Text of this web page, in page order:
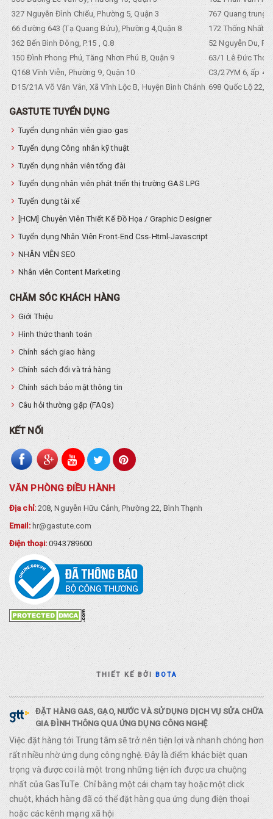
327 Nguyễn Đình Chiểu, Phường 5, Quận 3
767 Quang trung,
66 đường 643 (Tạ Quang Bửu), Phường 4,Quận 8
172 Thống Nhất.
362 Bến Bình Đông, P.15 , Q.8
52 Nguyễn Du,
150 Đình Phong Phú, Tăng Nhơn Phú B, Quận 9
63/1 Lê Đức Thọ,
Q168 Vĩnh Viễn, Phường 9, Quận 10
C3/27YM 6, ấp 4,
D15/21A Võ Văn Vân, Xã Vĩnh Lộc B, Huyện Bình Chánh 698 Quốc Lộ 22,
GASTUTE TUYỂN DỤNG
Tuyển dụng nhân viên giao gas
Tuyển dụng Công nhân kỹ thuật
Tuyển dụng nhân viên tổng đài
Tuyển dụng nhân viên phát triển thị trường GAS LPG
Tuyển dụng tài xế
[HCM] Chuyên Viên Thiết Kế Đồ Họa / Graphic Designer
Tuyển dụng Nhân Viên Front-End Css-Html-Javascript
NHÂN VIÊN SEO
Nhân viên Content Marketing
CHĂM SÓC KHÁCH HÀNG
Giới Thiệu
Hình thức thanh toán
Chính sách giao hàng
Chính sách đổi và trả hàng
Chính sách bảo mật thông tin
Câu hỏi thường gặp (FAQs)
KẾT NỐI
VĂN PHÒNG ĐIỀU HÀNH
Địa chỉ:208, Nguyễn Hữu Cảnh, Phường 22, Bình Thạnh
Email:hr@gastute.com
Điện thoại:0943789600
THIẾT KẾ BỞIBOTA
ĐẶT HÀNG GAS, GẠO, NƯỚC VÀ SỬ DỤNG DỊCH VỤ SỬA CHỮA
GIA ĐÌNH THÔNG QUA ỨNG DỤNG CÔNG NGHỆ
Việc đặt hàng tới Trung tâm sẽ trở nên tiện lợi và nhanh chóng hơn
rất nhiều nhờ ứng dụng công nghệ. Đây là điểm khác biệt quan
trọng và được coi là một trong những tiện ích được ưa chuộng
nhất của GasTuTe. Chỉ bằng một cái chạm tay hoặc một click
chuột, khách hàng đã có thể đặt hàng qua ứng dụng điện thoại
hoặc các kênh mạng xã hội